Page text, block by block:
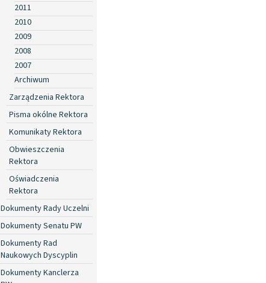
2011
2010
2009
2008
2007
Archiwum
Zarządzenia Rektora
Pisma okólne Rektora
Komunikaty Rektora
Obwieszczenia
Rektora
Oświadczenia
Rektora
Dokumenty Rady Uczelni
Dokumenty Senatu PW
Dokumenty Rad
Naukowych Dyscyplin
Dokumenty Kanclerza